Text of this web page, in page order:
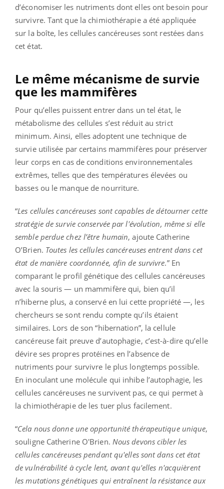
d’économiser les nutriments dont elles ont besoin pour
survivre. Tant que la chimiothérapie a été appliquée
sur la boîte, les cellules cancéreuses sont restées dans
cet état.
Le même mécanisme de survie
que les mammifères
Pour qu’elles puissent entrer dans un tel état, le
métabolisme des cellules s’est réduit au strict
minimum. Ainsi, elles adoptent une technique de
survie utilisée par certains mammifères pour préserver
leur corps en cas de conditions environnementales
extrêmes, telles que des températures élevées ou
basses ou le manque de nourriture.
“Les cellules cancéreuses sont capables de détourner cette
stratégie de survie conservée par l'évolution, même si elle
semble perdue chez l’être humain, ajoute Catherine
O’Brien. Toutes les cellules cancéreuses entrent dans cet
état de manière coordonnée, afin de survivre.” En
comparant le profil génétique des cellules cancéreuses
avec la souris — un mammifère qui, bien qu’il
n’hiberne plus, a conservé en lui cette propriété —, les
chercheurs se sont rendu compte qu’ils étaient
similaires. Lors de son “hibernation”, la cellule
cancéreuse fait preuve d’autophagie, c’est-à-dire qu’elle
dévire ses propres protéines en l’absence de
nutriments pour survivre le plus longtemps possible.
En inoculant une molécule qui inhibe l’autophagie, les
cellules cancéreuses ne survivent pas, ce qui permet à
la chimiothérapie de les tuer plus facilement.
“Cela nous donne une opportunité thérapeutique unique,
souligne Catherine O'Brien. Nous devons cibler les
cellules cancéreuses pendant qu'elles sont dans cet état
de vulnérabilité à cycle lent, avant qu'elles n'acquièrent
les mutations génétiques qui entraînent la résistance aux